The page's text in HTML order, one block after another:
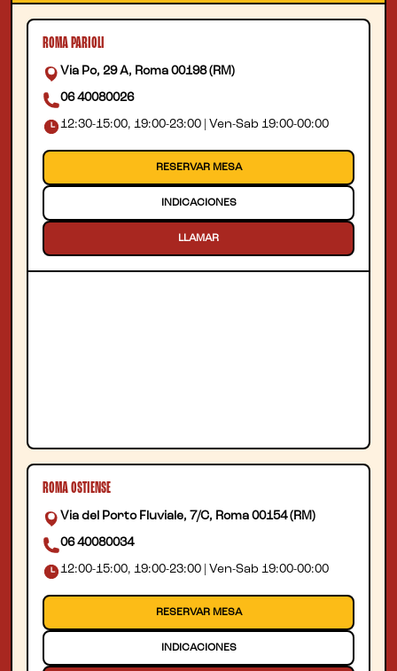
ROMA PARIOLI
Via Po, 29 A, Roma 00198 (RM)
06 40080026
12:30-15:00, 19:00-23:00 | Ven-Sab 19:00-00:00
RESERVAR MESA
INDICACIONES
LLAMAR
ROMA OSTIENSE
Via del Porto Fluviale, 7/C, Roma 00154 (RM)
06 40080034
12:00-15:00, 19:00-23:00 | Ven-Sab 19:00-00:00
RESERVAR MESA
INDICACIONES